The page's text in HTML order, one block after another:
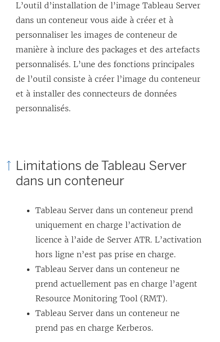
L’outil d’installation de l’image Tableau Server
dans un conteneur vous aide à créer et à
personnaliser les images de conteneur de
manière à inclure des packages et des artefacts
personnalisés. L’une des fonctions principales
de l’outil consiste à créer l’image du conteneur
et à installer des connecteurs de données
personnalisés.
Limitations de Tableau Server
dans un conteneur
Tableau Server dans un conteneur prend
uniquement en charge l’activation de
licence à l’aide de Server ATR. L’activation
hors ligne n’est pas prise en charge.
Tableau Server dans un conteneur ne
prend actuellement pas en charge l’agent
Resource Monitoring Tool (RMT).
Tableau Server dans un conteneur ne
prend pas en charge Kerberos.